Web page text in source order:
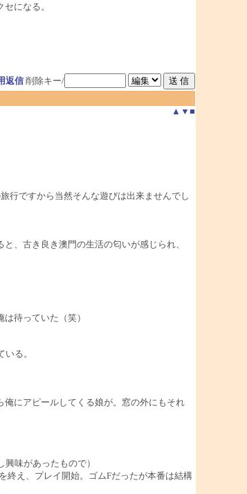
になる。
返信 削除キー/
▲ ▼ ■
行ですから当然そんな遊びは出来ませんでし
、古き良き澳門の生活の匂いが感じられ、
待っていた（笑）
る。
にアピールしてくる娘が。窓の外にもそれ
味があったもので）
終え、プレイ開始。ゴムFだったが本番は結構